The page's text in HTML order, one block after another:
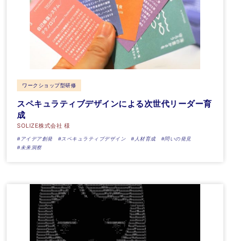
ワークショップ型研修
スペキュラティブデザインによる次世代リーダー育
成
SOLIZE株式会社 様
#アイデア創発 #スペキュラティブデザイン #人材育成
#問いの発見
#未来洞察